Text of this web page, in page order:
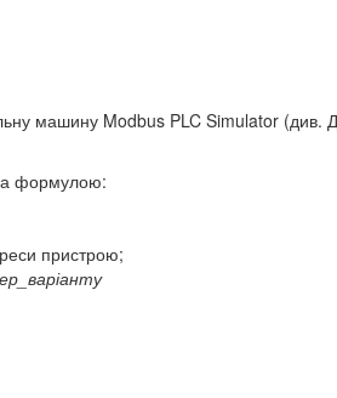
машину Modbus PLC Simulator (див.
формулою:
пристрою;